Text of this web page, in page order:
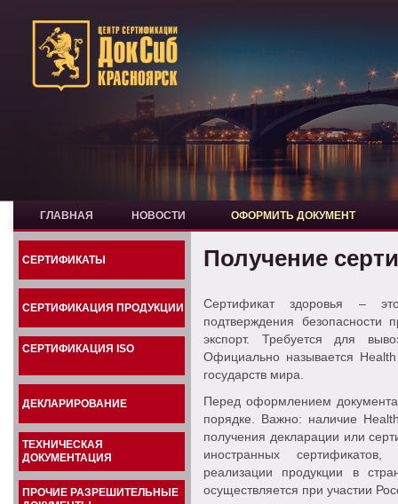
ГЛАВНАЯ НОВОСТИ ОФОРМИТЬ ДОКУМЕНТ
СЕРТИФИКАТЫ
СЕРТИФИКАЦИЯ ПРОДУКЦИИ
СЕРТИФИКАЦИЯ ISO
ДЕКЛАРИРОВАНИЕ
ТЕХНИЧЕСКАЯ
ДОКУМЕНТАЦИЯ
ПРОЧИЕ РАЗРЕШИТЕЛЬНЫЕ
Получение
Сертификат здоровья –
подтверждения безопасности
экспорт. Требуется для
Официально называется
государств мира.
Перед оформлением
порядке. Важно: наличие
получения декларации или
иностранных
реализации продукции в
осуществляется при участии